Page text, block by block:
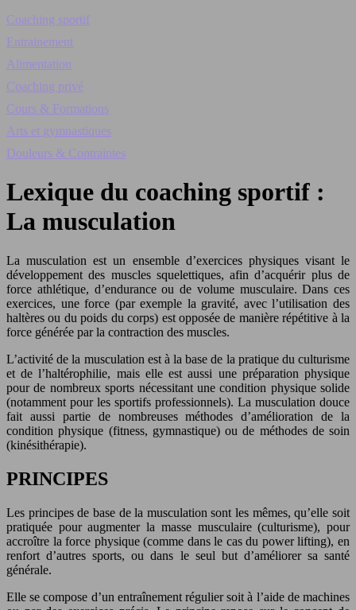
Coaching sportif
Entrainement
Alimentation
Coaching privé
Cours & Formations
Arts et gymnastiques
Douleurs & Contraintes
Lexique du coaching sportif :
La musculation
La musculation est un ensemble d’exercices physiques visant le
développement des muscles squelettiques, afin d’acquérir plus de
force athlétique, d’endurance ou de volume musculaire. Dans ces
exercices, une force (par exemple la gravité, avec l’utilisation des
haltères ou du poids du corps) est opposée de manière répétitive à la
force générée par la contraction des muscles.
L’activité de la musculation est à la base de la pratique du culturisme
et de l’haltérophilie, mais elle est aussi une préparation physique
pour de nombreux sports nécessitant une condition physique solide
(notamment pour les sportifs professionnels). La musculation douce
fait aussi partie de nombreuses méthodes d’amélioration de la
condition physique (fitness, gymnastique) ou de méthodes de soin
(kinésithérapie).
PRINCIPES
Les principes de base de la musculation sont les mêmes, qu’elle soit
pratiquée pour augmenter la masse musculaire (culturisme), pour
accroître la force physique (comme dans le cas du power lifting), en
renfort d’autres sports, ou dans le seul but d’améliorer sa santé
générale.
Elle se compose d’un entraînement régulier soit à l’aide de machines